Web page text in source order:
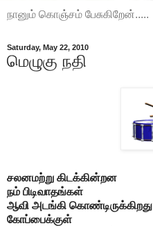
நானும் கொஞ்சம் பேசுகிறேன்.....
Saturday, May 22, 2010
மெழுகு நதி
சலனமற்று கிடக்கின்றன
நம் பிடிவாதங்கள்
ஆவி அடங்கி கொண்டிருக்கிறது
கோப்பைக்குள்